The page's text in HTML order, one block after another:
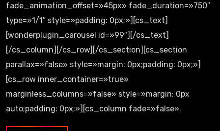
fade_animation_offset=»45px» fade_duration=»750″
type=»1/1″ style=»padding: 0px;»][cs_text]
[wonderplugin_carousel id=»99″][/cs_text]
[/cs_column][/cs_row][/cs_section][cs_section
parallax=»false» style=»margin: 0px;padding: 0px;»]
[cs_row inner_container=»true»
marginless_columns=»false» style=»margin: 0px
auto;padding: 0px;»][cs_column fade=»false».